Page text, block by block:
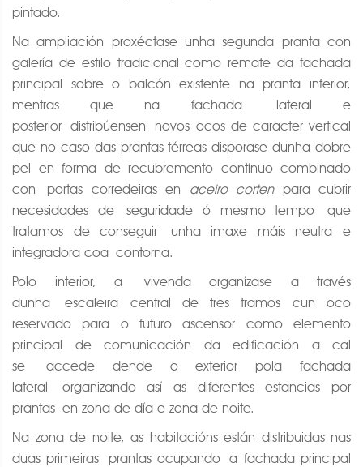
pintado.
Na ampliación proxéctase unha segunda pranta con
galería de estilo tradicional como remate da fachada
principal sobre o balcón existente na pranta inferior,
mentras que na fachada lateral e
posterior distribúensen novos ocos de caracter vertical
que no caso das prantas térreas disporase dunha dobre
pel en forma de recubremento contínuo combinado
con portas corredeiras en aceiro corten para cubrir
necesidades de seguridade ó mesmo tempo que
tratamos de conseguir unha imaxe máis neutra e
integradora coa contorna.
Polo interior, a vivenda organízase a través
dunha escaleira central de tres tramos cun oco
reservado para o futuro ascensor como elemento
principal de comunicación da edificación a cal
se accede dende o exterior pola fachada
lateral organizando así as diferentes estancias por
prantas en zona de día e zona de noite.
Na zona de noite, as habitacións están distribuidas nas
duas primeiras prantas ocupando a fachada principal